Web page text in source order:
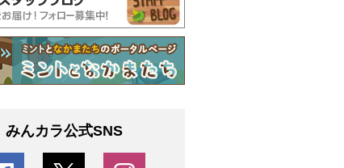
みんカラ公式SNS